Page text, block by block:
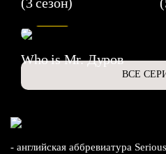
(3 сезон)
Who is Mr. Дуров
ВСЕ
- английская аббревиатура